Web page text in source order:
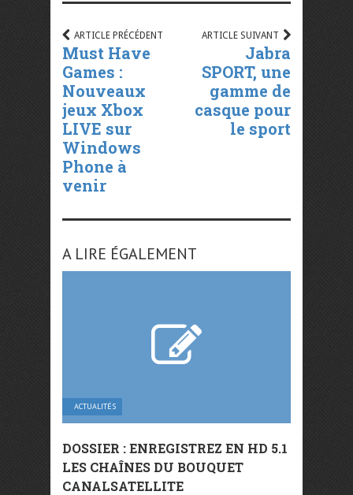
ARTICLE PRÉCÉDENT
Must Have
Games :
Nouveaux
jeux Xbox
LIVE sur
Windows
Phone à
venir
ARTICLE SUIVANT
Jabra
SPORT, une
gamme de
casque pour
le sport
A LIRE ÉGALEMENT
ACTUALITÉS
DOSSIER : ENREGISTREZ EN HD 5.1
LES CHAÎNES DU BOUQUET
CANALSATELLITE